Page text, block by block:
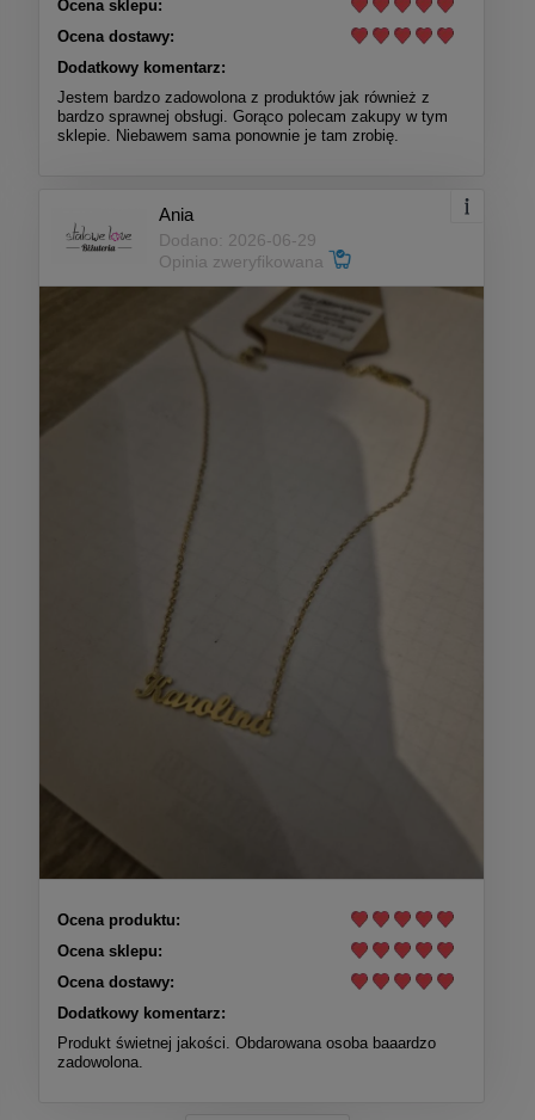
Ocena sklepu:
Ocena dostawy:
Dodatkowy komentarz:
Jestem bardzo zadowolona z produktów jak również z
bardzo sprawnej obsługi. Gorąco polecam zakupy w tym
sklepie. Niebawem sama ponownie je tam zrobię.
Ania
Dodano: 2026-06-29
Opinia zweryfikowana
Ocena produktu:
Ocena sklepu:
Ocena dostawy:
Dodatkowy komentarz:
Produkt świetnej jakości. Obdarowana osoba baaardzo
zadowolona.